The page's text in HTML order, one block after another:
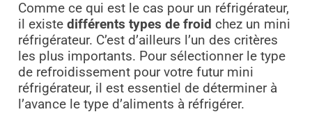
Comme ce qui est le cas pour un réfrigérateur,
il existe différents types de froid chez un mini
réfrigérateur. C’est d’ailleurs l’un des critères
les plus importants. Pour sélectionner le type
de refroidissement pour votre futur mini
réfrigérateur, il est essentiel de déterminer à
l’avance le type d’aliments à réfrigérer.